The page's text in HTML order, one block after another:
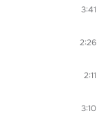
3:41
2:26
2:11
3:10